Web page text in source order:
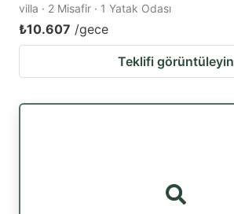
villa · 2 Misafir · 1 Yatak Odası
₺10.607 /gece
Teklifi görüntüleyin